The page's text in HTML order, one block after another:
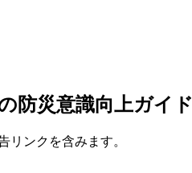
防災意識向上ガイド
リンクを含みます。